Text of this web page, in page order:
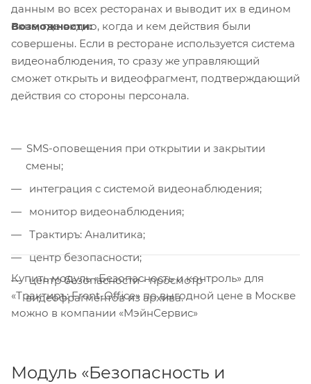
данным во всех ресторанах и выводит их в едином
окне, где видно, когда и кем действия были
совершены. Если в ресторане используется система
видеонаблюдения, то сразу же управляющий
сможет открыть и видеофрагмент, подтверждающий
действия со стороны персонала.
Возможности:
SMS-оповещения при открытии и закрытии
смены;
интеграция с системой видеонаблюдения;
монитор видеонаблюдения;
Трактиръ: Аналитика;
центр безопасности;
центр безопасности - просмотр
видеофрагментов из архива.
Купить модуль «Безопасность и контроль» для
«Трактиръ: Front-Office» по выгодной цене в Москве
можно в компании «МэйнСервис»
Модуль «Безопасность и